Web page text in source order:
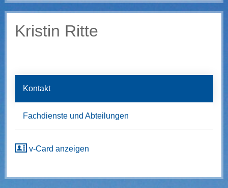
Kristin Ritte
Kontakt
Fachdienste und Abteilungen
v-Card anzeigen